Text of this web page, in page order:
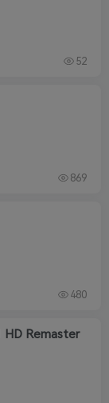
52
869
480
HD Remaster